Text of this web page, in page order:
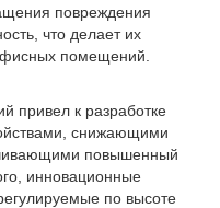
повреждения
что делает их
помещений.
привел к разработке
снижающими
повышенный
инновационные
по высоте